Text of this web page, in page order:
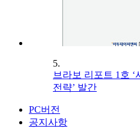
5.
브라보 리포트 1호 ‘
전략’ 발간
PC버전
공지사항